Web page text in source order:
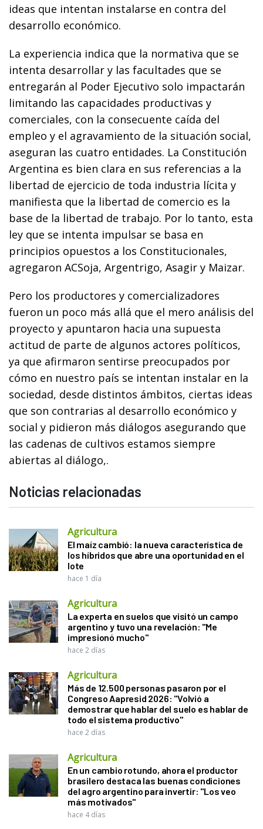
ideas que intentan instalarse en contra del
desarrollo económico.
La experiencia indica que la normativa que se
intenta desarrollar y las facultades que se
entregarán al Poder Ejecutivo solo impactarán
limitando las capacidades productivas y
comerciales, con la consecuente caída del
empleo y el agravamiento de la situación social,
aseguran las cuatro entidades. La Constitución
Argentina es bien clara en sus referencias a la
libertad de ejercicio de toda industria lícita y
manifiesta que la libertad de comercio es la
base de la libertad de trabajo. Por lo tanto, esta
ley que se intenta impulsar se basa en
principios opuestos a los Constitucionales,
agregaron ACSoja, Argentrigo, Asagir y Maizar.
Pero los productores y comercializadores
fueron un poco más allá que el mero análisis del
proyecto y apuntaron hacia una supuesta
actitud de parte de algunos actores políticos,
ya que afirmaron sentirse preocupados por
cómo en nuestro país se intentan instalar en la
sociedad, desde distintos ámbitos, ciertas ideas
que son contrarias al desarrollo económico y
social y pidieron más diálogos asegurando que
las cadenas de cultivos estamos siempre
abiertas al diálogo,.
Noticias relacionadas
Agricultura
El maíz cambió: la nueva característica de
los híbridos que abre una oportunidad en el
lote
hace 1 día
Agricultura
La experta en suelos que visitó un campo
argentino y tuvo una revelación: "Me
impresionó mucho"
hace 2 días
Agricultura
Más de 12.500 personas pasaron por el
Congreso Aapresid 2026: "Volvió a
demostrar que hablar del suelo es hablar de
todo el sistema productivo"
hace 2 días
Agricultura
En un cambio rotundo, ahora el productor
brasilero destaca las buenas condiciones
del agro argentino para invertir: "Los veo
más motivados"
hace 4 días